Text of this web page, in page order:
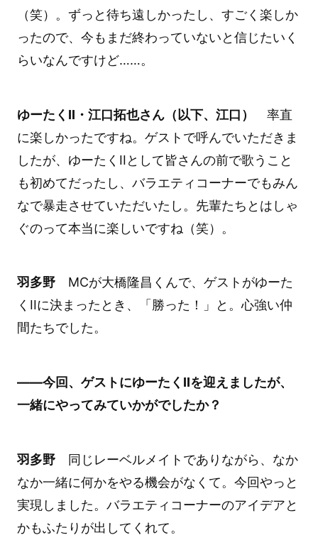
（笑）。ずっと待ち遠しかったし、すごく楽しか
ったので、今もまだ終わっていないと信じたいく
らいなんですけど……。
ゆーたくII・江口拓也さん（以下、江口）
率直
に楽しかったですね。ゲストで呼んでいただきま
したが、ゆーたくIIとして皆さんの前で歌うこと
も初めてだったし、バラエティコーナーでもみん
なで暴走させていただいたし。先輩たちとはしゃ
ぐのって本当に楽しいですね（笑）。
羽多野MCが大橋隆昌くんで、ゲストがゆーた
くIIに決まったとき、「勝った！」と。心強い仲
間たちでした。
――今回、ゲストにゆーたくIIを迎えましたが、
一緒にやってみていかがでしたか？
羽多野同じレーベルメイトでありながら、なか
なか一緒に何かをやる機会がなくて。今回やっと
実現しました。バラエティコーナーのアイデアと
かもふたりが出してくれて。